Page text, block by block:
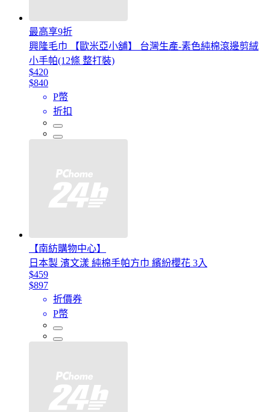
最高享9折
興隆毛巾 【歐米亞小舖】 台灣生產-素色純棉滾邊剪絨
小手帕(12條 整打裝)
$420
$840
P幣
折扣
【南紡購物中心】
日本製 濱文漾 純棉手帕方巾 繽紛櫻花 3入
$459
$897
折價券
P幣